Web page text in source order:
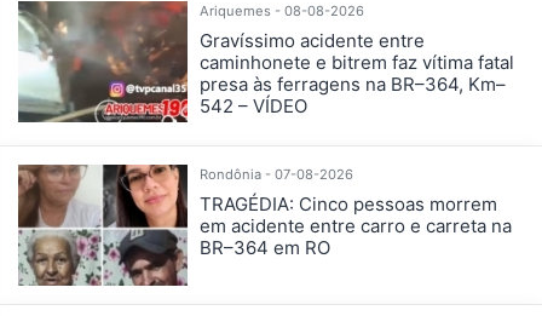
Ariquemes - 08-08-2026
Gravíssimo acidente entre
caminhonete e bitrem faz vítima fatal
presa às ferragens na BR–364, Km–
542 – VÍDEO
Rondônia - 07-08-2026
TRAGÉDIA: Cinco pessoas morrem
em acidente entre carro e carreta na
BR–364 em RO